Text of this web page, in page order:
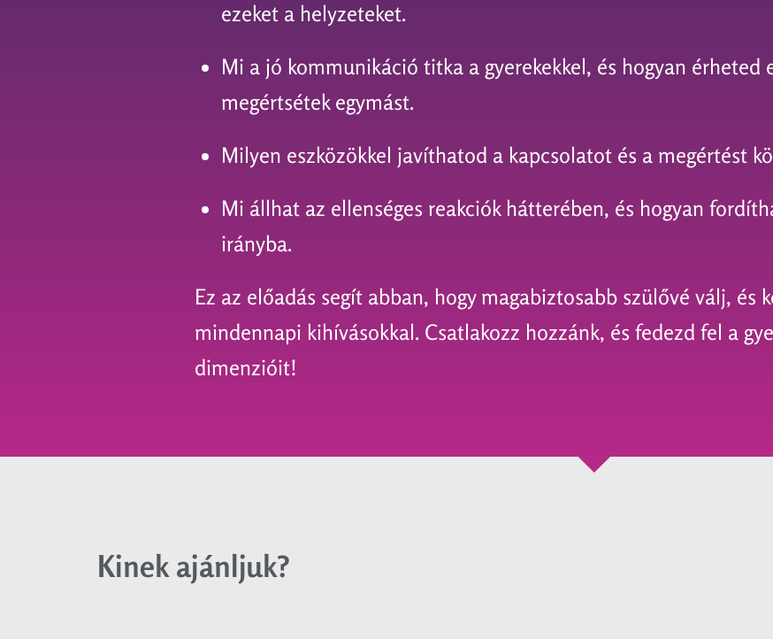
ezeket a helyzeteket.
Mi a jó kommunikáció titka a gyerekekkel, és hogyan érheted
megértsétek egymást.
Milyen eszközökkel javíthatod a kapcsolatot és a megértést
Mi állhat az ellenséges reakciók hátterében, és hogyan
irányba.
Ez az előadás segít abban, hogy magabiztosabb szülővé válj, és
mindennapi kihívásokkal. Csatlakozz hozzánk, és fedezd fel a
dimenzióit!
Kinek ajánljuk?